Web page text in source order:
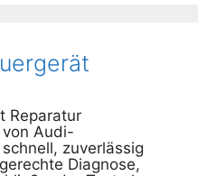
Reparatur
von Audi-
zuverlässig
Diagnose,